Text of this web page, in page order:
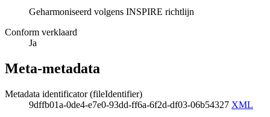
Geharmoniseerd volgens INSPIRE richtlijn
Conform verklaard
Ja
Meta-metadata
Metadata identificator (fileIdentifier)
9dffb01a-0de4-e7e0-93dd-ff6a-6f2d-df03-06b54327 XML